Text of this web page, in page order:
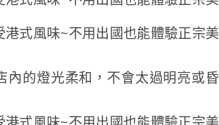
的燈光柔和，不會太過明亮或昏